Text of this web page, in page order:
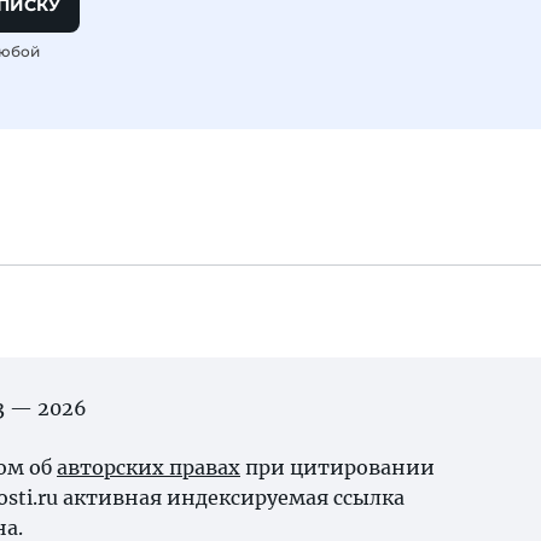
— 2026
об авторских правах при цитировании
активная индексируемая ссылка